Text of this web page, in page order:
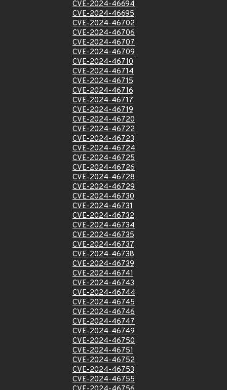
CVE-2024-46694
CVE-2024-46695
CVE-2024-46702
CVE-2024-46706
CVE-2024-46707
CVE-2024-46709
CVE-2024-46710
CVE-2024-46714
CVE-2024-46715
CVE-2024-46716
CVE-2024-46717
CVE-2024-46719
CVE-2024-46720
CVE-2024-46722
CVE-2024-46723
CVE-2024-46724
CVE-2024-46725
CVE-2024-46726
CVE-2024-46728
CVE-2024-46729
CVE-2024-46730
CVE-2024-46731
CVE-2024-46732
CVE-2024-46734
CVE-2024-46735
CVE-2024-46737
CVE-2024-46738
CVE-2024-46739
CVE-2024-46741
CVE-2024-46743
CVE-2024-46744
CVE-2024-46745
CVE-2024-46746
CVE-2024-46747
CVE-2024-46749
CVE-2024-46750
CVE-2024-46751
CVE-2024-46752
CVE-2024-46753
CVE-2024-46755